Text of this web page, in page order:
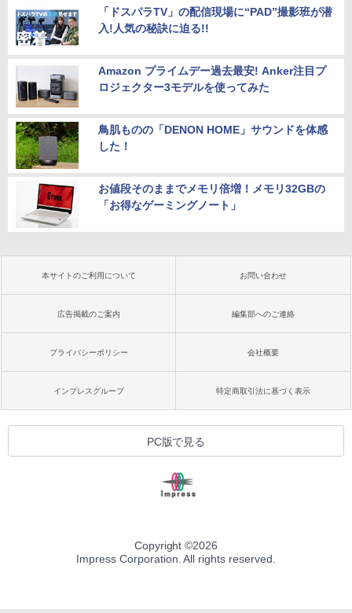
「ドスパラTV」の配信現場に“PAD”撮影班が潜
入!人気の秘訣に迫る!!
Amazon プライムデー過去最安! Anker注目プ
ロジェクター3モデルを使ってみた
鳥肌ものの「DENON HOME」サウンドを体感
した！
お値段そのままでメモリ倍増！メモリ32GBの
「お得なゲーミングノート」
本サイトのご利用について お問い合わせ
広告掲載のご案内 編集部へのご連絡
プライバシーポリシー 会社概要
インプレスグループ 特定商取引法に基づく表示
PC版で見る
Copyright ©2026
Impress Corporation. All rights reserved.